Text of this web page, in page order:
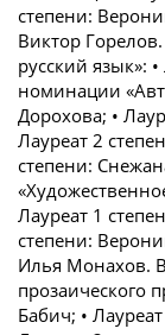
степени:
Виктор
русский язык»:
номинации
Дорохова; •
Лауреат 2
степени:
Лауреат 1
степени:
Илья Монахов.
прозаического
Бабич; •